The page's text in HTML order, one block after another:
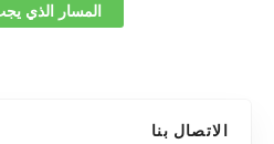
المسار الذي
الاتصال بنا